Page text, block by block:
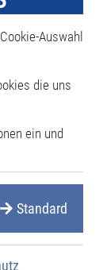
Auswahl
die uns
ein und
Standard